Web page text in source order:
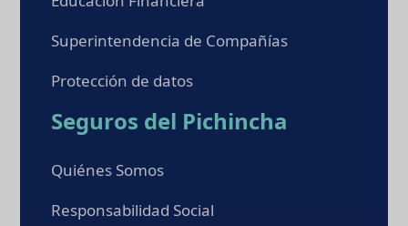
Superintendencia de Compañías
Protección de datos
Seguros del Pichincha
Quiénes Somos
Responsabilidad Social